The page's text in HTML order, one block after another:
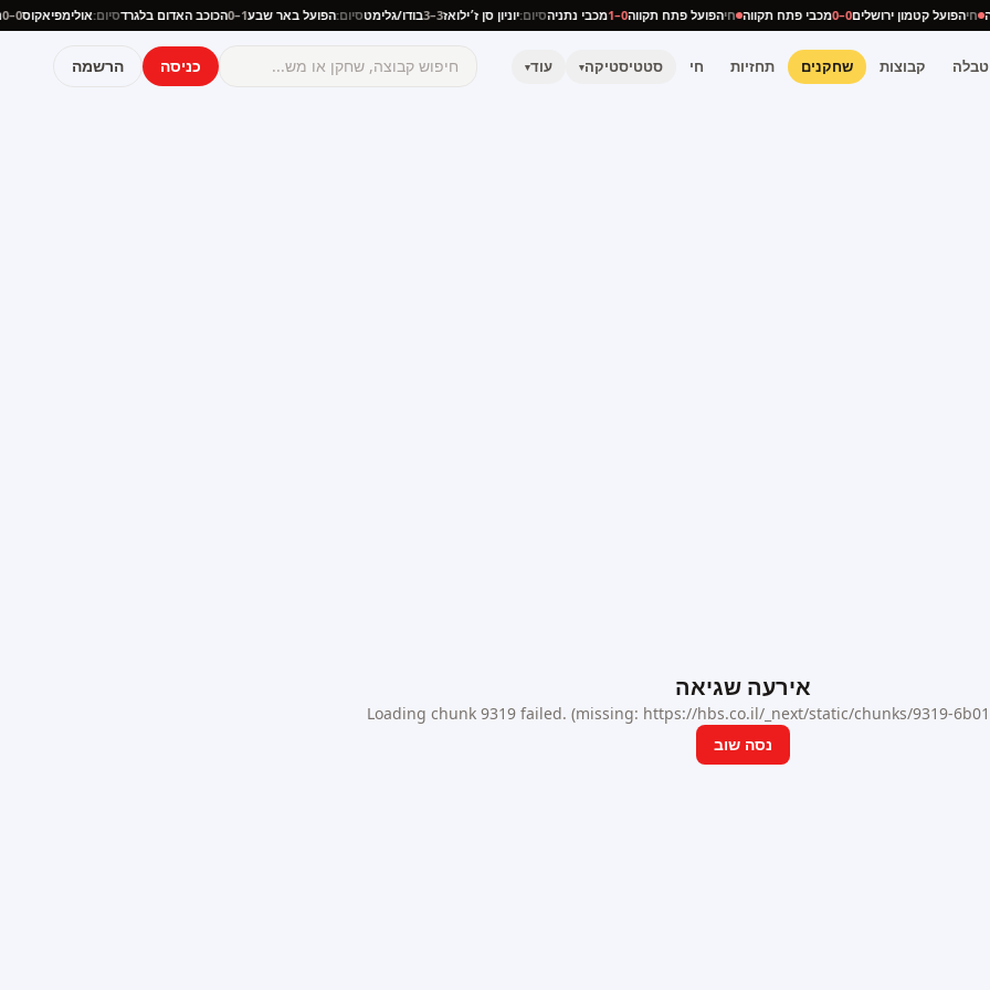
חיהפועל קטמון ירושלים0–0 מכבי פתח תקווה חיהפועל פתח תקווה0–1 מכבי נתניהסיום:יוניון סן ז׳ילואז3–3 בודו/גלימטסיום:הפועל באר שבע1–0 הכוכב האדום בלגרדסיום:אולימפיאקוס
טבלה קבוצות שחקנים תחזיות חי סטטיסטיקה▾ עוד▾ כניסה הרשמה
אירעה שגיאה
Loading chunk 9319 failed. (missing: https://hbs.co.il/_next/static/chunks/9319-
נסה שוב